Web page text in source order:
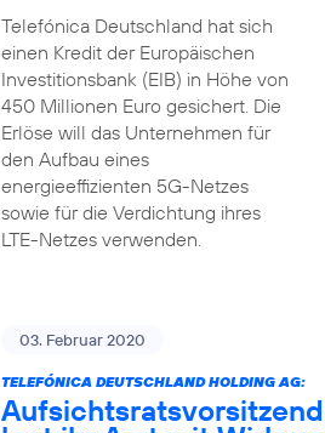
Telefónica Deutschland hat sich
einen Kredit der Europäischen
Investitionsbank (EIB) in Höhe von
450 Millionen Euro gesichert. Die
Erlöse will das Unternehmen für
den Aufbau eines
energieeffizienten 5G-Netzes
sowie für die Verdichtung ihres
LTE-Netzes verwenden.
03. Februar 2020
TELEFÓNICA DEUTSCHLAND HOLDING AG: